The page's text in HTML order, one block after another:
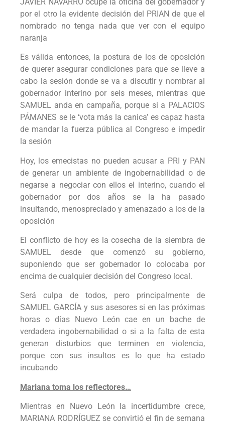
por el otro la evidente decisión del PRIAN de que el
nombrado no tenga nada que ver con el equipo
naranja
Es válida entonces, la postura de los de oposición
de querer asegurar condiciones para que se lleve a
cabo la sesión donde se va a discutir y nombrar al
gobernador interino por seis meses, mientras que
SAMUEL anda en campaña, porque si a PALACIOS
PÁMANES se le ‘vota más la canica’ es capaz hasta
de mandar la fuerza pública al Congreso e impedir
la sesión
Hoy, los emecistas no pueden acusar a PRI y PAN
de generar un ambiente de ingobernabilidad o de
negarse a negociar con ellos el interino, cuando el
gobernador por dos años se la ha pasado
insultando, menospreciado y amenazado a los de la
oposición
El conflicto de hoy es la cosecha de la siembra de
SAMUEL desde que comenzó su gobierno,
suponiendo que ser gobernador lo colocaba por
encima de cualquier decisión del Congreso local.
Será culpa de todos, pero principalmente de
SAMUEL GARCÍA y sus asesores si en las próximas
horas o días Nuevo León cae en un bache de
verdadera ingobernabilidad o si a la falta de esta
generan disturbios que terminen en violencia,
porque con sus insultos es lo que ha estado
incubando
Mariana toma los reflectores…
Mientras en Nuevo León la incertidumbre crece,
MARIANA RODRÍGUEZ se convirtió el fin de semana